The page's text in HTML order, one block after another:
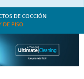
DE COCCIÓN
DE PISO